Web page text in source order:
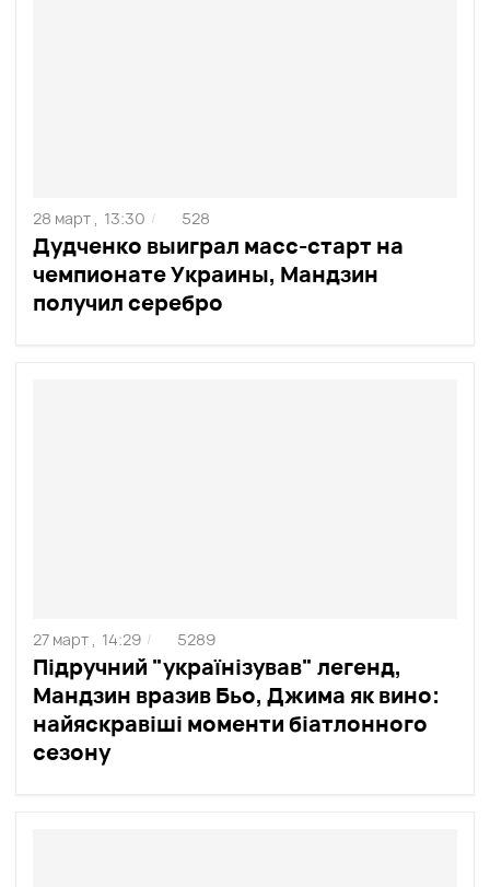
Дудченко выиграл масс-старт на
чемпионате Украины, Мандзин
получил серебро
28 март , 13:30 / 528
Підручний "українізував" легенд,
Мандзин вразив Бьо, Джима як вино:
найяскравіші моменти біатлонного
сезону
27 март , 14:29 / 5289